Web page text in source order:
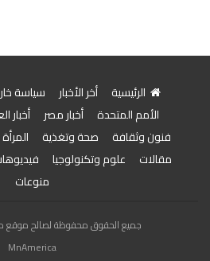
الرئيسية أخر الأخبار سياسة
الأمم المتحدة
أخبار مصر أخبار
فنون وثقافة
صحة وتغذية
مقالات
علوم وتكنولوجيا
منوعات
جميع الحقوق محفوظة لصالح موقع من
MnAmerica